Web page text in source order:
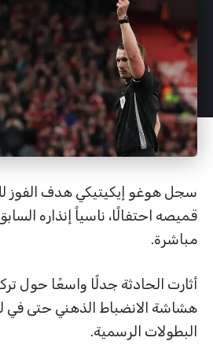
سجل هوغو إيكيتيكي هدف الفوز
قميصه احتفالًا، ناسياً إنذاره
مباشرة.
أثارت الحادثة جدلًا واسعًا حول
هشاشة الانضباط الذهني حتى
البطولات الرسمية.